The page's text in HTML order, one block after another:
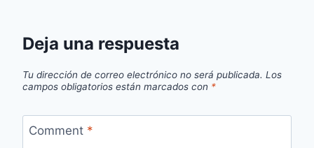
Deja una respuesta
Tu dirección de correo electrónico no será publicada. Los
campos obligatorios están marcados con *
Comment *